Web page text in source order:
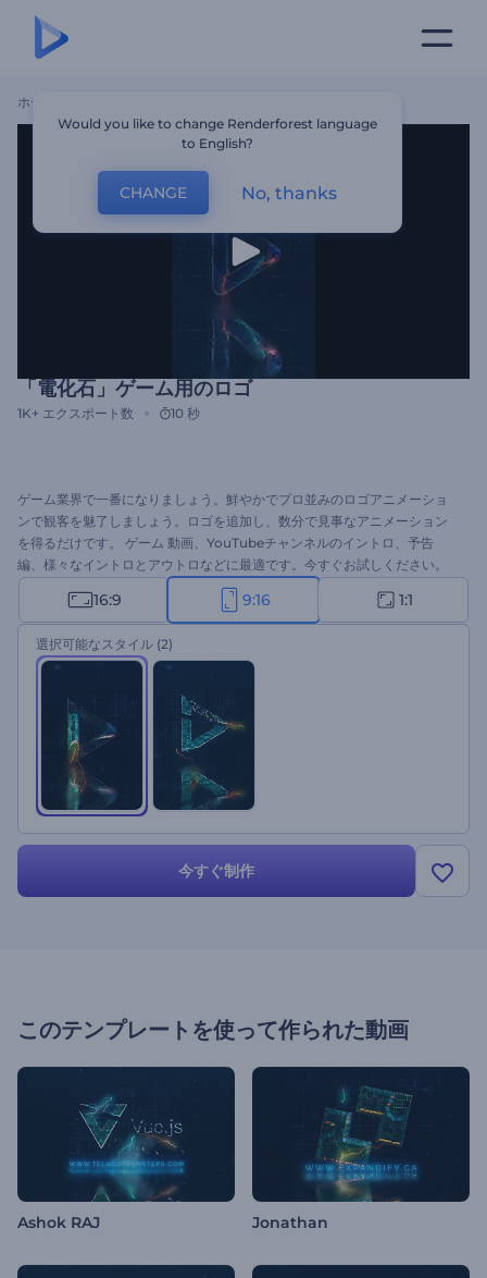
ホーム
「電化石」ゲーム用のロゴ
1K+ エクスポート数 10 秒
ゲーム業界で一番になりましょう。鮮やかでプロ並みのロゴアニメーショ
ンで観客を魅了しましょう。ロゴを追加し、数分で見事なアニメーション
を得るだけです。 ゲーム 動画、YouTubeチャンネルのイントロ、予告
編、様々なイントロとアウトロなどに最適です。今すぐお試しください。
16:9 9:16 1:1
選択可能なスタイル (2)
今すぐ制作
このテンプレートを使って作られた動画
Ashok RAJ Jonathan
Would you like to change Renderforest language
to English?
CHANGE No, thanks